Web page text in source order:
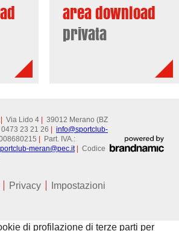
area download
privata
| Via Lido 4 | 39012 Merano (BZ
23 21 26 | info@sportclub-
| Part. IVA.:
meran@pec.it | Codice
Privacy
Impostazioni
di profilazione di terze parti per